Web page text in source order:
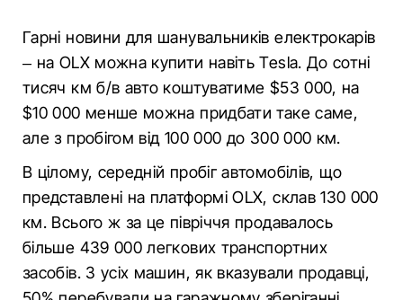
Гарні новини для шанувальників електрокарів
– на OLX можна купити навіть Tesla. До сотні
тисяч км б/в авто коштуватиме $53 000, на
$10 000 менше можна придбати таке саме,
але з пробігом від 100 000 до 300 000 км.
В цілому, середній пробіг автомобілів, що
представлені на платформі OLX, склав 130 000
км. Всього ж за це півріччя продавалось
більше 439 000 легкових транспортних
засобів. З усіх машин, як вказували продавці,